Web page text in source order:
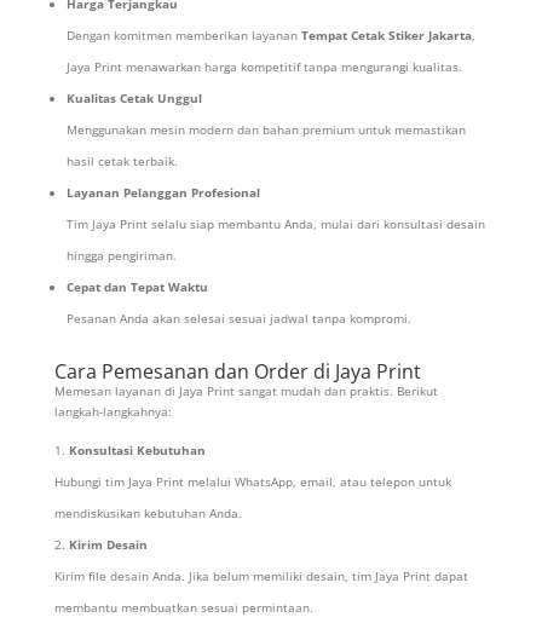
Harga Terjangkau
Dengan komitmen memberikan layanan Tempat Cetak Stiker Jakarta,
Jaya Print menawarkan harga kompetitif tanpa mengurangi kualitas.
Kualitas Cetak Unggul
Menggunakan mesin modern dan bahan premium untuk memastikan
hasil cetak terbaik.
Layanan Pelanggan Profesional
Tim Jaya Print selalu siap membantu Anda, mulai dari konsultasi desain
hingga pengiriman.
Cepat dan Tepat Waktu
Pesanan Anda akan selesai sesuai jadwal tanpa kompromi.
Cara Pemesanan dan Order di Jaya Print
Memesan layanan di Jaya Print sangat mudah dan praktis. Berikut
langkah-langkahnya:
Konsultasi Kebutuhan
Hubungi tim Jaya Print melalui WhatsApp, email, atau telepon untuk
mendiskusikan kebutuhan Anda.
Kirim Desain
Kirim file desain Anda. Jika belum memiliki desain, tim Jaya Print dapat
membantu membuatkan sesuai permintaan.